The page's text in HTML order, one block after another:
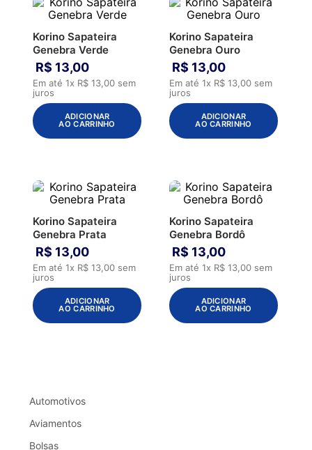
Korino Sapateira
Genebra Verde
R$ 13,00
Em até1x R$ 13,00 sem
juros
ADICIONAR
AO CARRINHO
Korino Sapateira
Genebra Ouro
R$ 13,00
Em até 1x R$ 13,00 sem
juros
ADICIONAR
AO CARRINHO
Korino Sapateira
Genebra Prata
R$ 13,00
Em até1x R$ 13,00 sem
juros
ADICIONAR
AO CARRINHO
Korino Sapateira
Genebra Bordô
R$ 13,00
Em até 1x R$ 13,00 sem
juros
ADICIONAR
AO CARRINHO
Automotivos
Aviamentos
Bolsas